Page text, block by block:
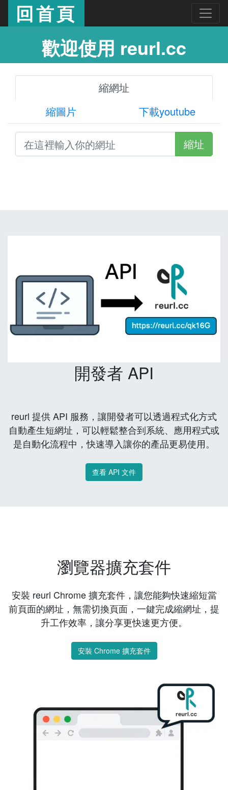
回首頁
歡迎使用 reurl.cc
縮網址
縮圖片
下載youtube
縮址
開發者 API
reurl 提供 API 服務，讓開發者可以透過程式化方式
自動產生短網址，可以輕鬆整合到系統、應用程式或
是自動化流程中，快速導入讓你的產品更易使用。
查看 API 文件
瀏覽器擴充套件
安裝 reurl Chrome 擴充套件，讓您能夠快速縮短當
前頁面的網址，無需切換頁面，一鍵完成縮網址，提
升工作效率，讓分享更快速更方便。
安裝 Chrome 擴充套件